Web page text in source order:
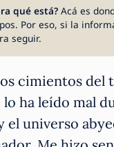
qué está? Acá es
Por eso, si la
seguir.
cimientos del
ha leído mal
el universo